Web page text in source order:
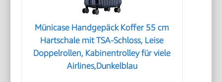
Münicase Handgepäck Koffer 55 cm
Hartschale mit TSA-Schloss, Leise
Doppelrollen, Kabinentrolley für viele
Airlines,Dunkelblau